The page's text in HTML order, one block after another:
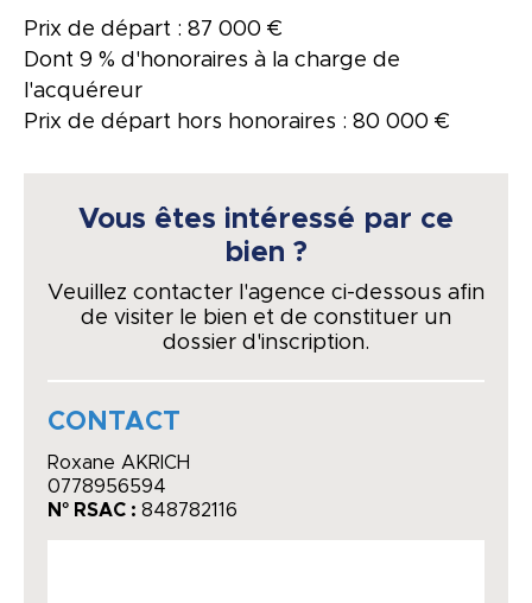
Prix de départ : 87 000 €
Dont 9 % d'honoraires à la charge de
l'acquéreur
Prix de départ hors honoraires : 80 000 €
Vous êtes intéressé par ce
bien ?
Veuillez contacter l'agence ci-dessous afin
de visiter le bien et de constituer un
dossier d'inscription.
CONTACT
Roxane AKRICH
0778956594
N° RSAC : 848782116